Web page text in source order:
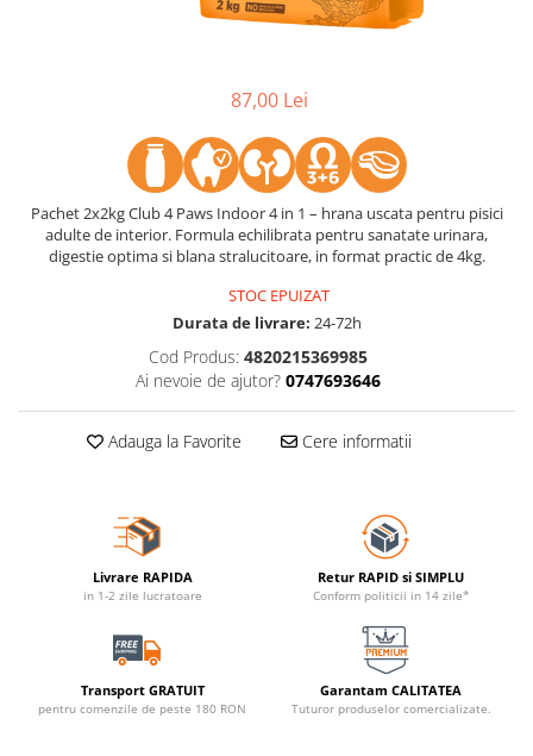
87,00 Lei
Pachet 2x2kg Club 4 Paws Indoor 4 in 1 – hrana uscata pentru pisici
adulte de interior. Formula echilibrata pentru sanatate urinara,
digestie optima si blana stralucitoare, in format practic de 4kg.
STOC EPUIZAT
Durata de livrare: 24-72h
Cod Produs: 4820215369985
Ai nevoie de ajutor? 0747693646
Adauga la Favorite Cere informatii
Livrare RAPIDA
in 1-2 zile lucratoare
Retur RAPID si SIMPLU
Conform politicii in 14 zile*
Transport GRATUIT
pentru comenzile de peste 180 RON
Garantam CALITATEA
Tuturor produselor comercializate.